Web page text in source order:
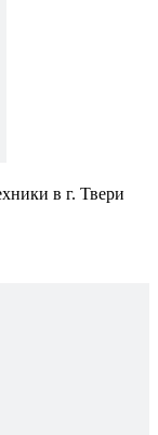
в г. Твери